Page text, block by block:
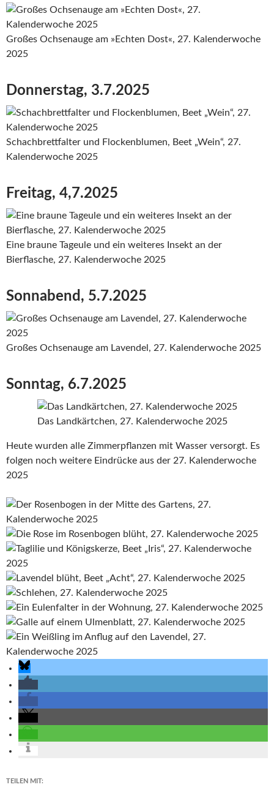
Großes Ochsenauge am »Echten Dost«, 27. Kalenderwoche
2025
Donnerstag, 3.7.2025
Schachbrettfalter und Flockenblumen, Beet „Wein“, 27.
Kalenderwoche 2025
Freitag, 4,7.2025
Eine braune Tageule und ein weiteres Insekt an der
Bierflasche, 27. Kalenderwoche 2025
Sonnabend, 5.7.2025
Großes Ochsenauge am Lavendel, 27. Kalenderwoche 2025
Sonntag, 6.7.2025
Das Landkärtchen, 27. Kalenderwoche 2025
Heute wurden alle Zimmerpflanzen mit Wasser versorgt. Es
folgen noch weitere Eindrücke aus der 27. Kalenderwoche
2025
TEILEN MIT: